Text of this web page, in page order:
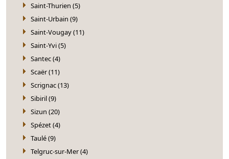
Saint-Thurien (5)
Saint-Urbain (9)
Saint-Vougay (11)
Saint-Yvi (5)
Santec (4)
Scaër (11)
Scrignac (13)
Sibiril (9)
Sizun (20)
Spézet (4)
Taulé (9)
Telgruc-sur-Mer (4)